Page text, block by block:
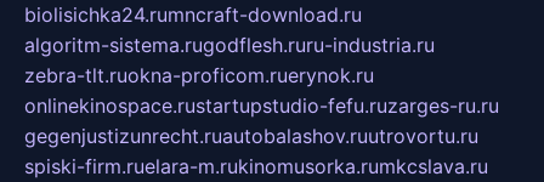
biolisichka24.rumncraft-download.ru
algoritm-sistema.rugodflesh.ruru-industria.ru
zebra-tlt.ruokna-proficom.ruerynok.ru
onlinekinospace.rustartupstudio-fefu.ruzarges-ru.ru
gegenjustizunrecht.ruautobalashov.ruutrovortu.ru
spiski-firm.ruelara-m.rukinomusorka.rumkcslava.ru